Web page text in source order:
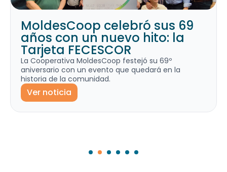
MoldesCoop celebró sus 69
años con un nuevo hito: la
Tarjeta FECESCOR
La Cooperativa MoldesCoop festejó su 69º
aniversario con un evento que quedará en la
historia de la comunidad.
Ver noticia